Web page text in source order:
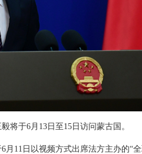
将于6月13日至15日访问蒙古国。
11日以视频方式出席法方主办的“全